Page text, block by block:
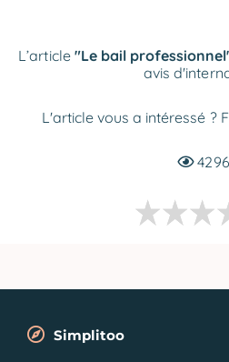
L’article "Le bail
avis
L'article vous a intéressé ?
4296
Simplitoo